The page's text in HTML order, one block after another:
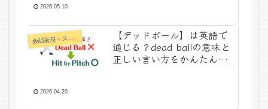
2026.05.10
会話表現・スラング・ことわざ
【デッドボール】は英語で
通じる？dead ballの意味と
正しい言い方をかんたん解
2026.04.20